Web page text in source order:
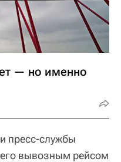
— но именно
пресс-службы
вывозным рейсом